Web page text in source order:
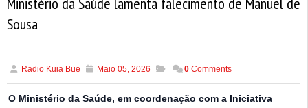
Sousa
Radio Kuia Bue Maio 05, 2026 0 Comments
O Ministério da Saúde, em coordenação com a Iniciativa